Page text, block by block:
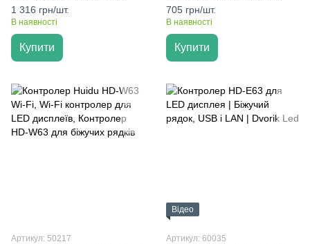
Дворик Led
1 316 грн/шт.
В наявності
Купити
705 грн/шт.
В наявності
Купити
Артикул: 50217
Відео
Артикул: 60035